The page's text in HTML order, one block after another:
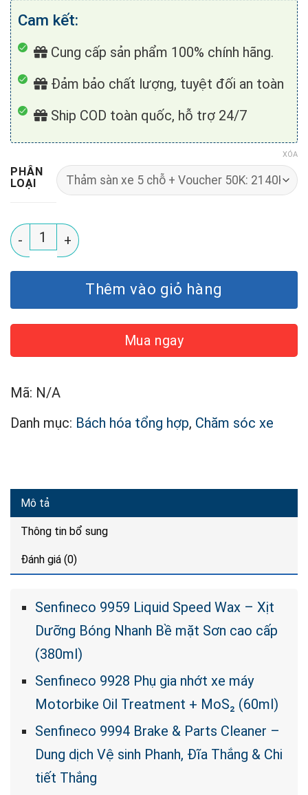
Cam kết:
Cung cấp sản phẩm 100% chính hãng.
Đảm bảo chất lượng, tuyệt đối an toàn
Ship COD toàn quốc, hỗ trợ 24/7
PHÂN
LOẠI
XÓA
Thảm lót sàn ô tô Uban (Thái) số lượng
Thêm vào giỏ hàng
Mua ngay
Mã: N/A
Danh mục: Bách hóa tổng hợp, Chăm sóc xe
Mô tả
Thông tin bổ sung
Đánh giá (0)
Senfineco 9959 Liquid Speed Wax – Xịt
Dưỡng Bóng Nhanh Bề mặt Sơn cao cấp
(380ml)
Senfineco 9928 Phụ gia nhớt xe máy
Motorbike Oil Treatment + MoS₂ (60ml)
Senfineco 9994 Brake & Parts Cleaner –
Dung dịch Vệ sinh Phanh, Đĩa Thắng & Chi
tiết Thắng